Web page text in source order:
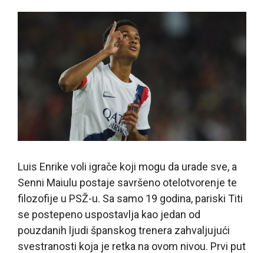
Luis Enrike voli igrače koji mogu da urade sve, a
Senni Maiulu postaje savršeno otelotvorenje te
filozofije u PSŽ-u. Sa samo 19 godina, pariski Titi
se postepeno uspostavlja kao jedan od
pouzdanih ljudi španskog trenera zahvaljujući
svestranosti koja je retka na ovom nivou. Prvi put